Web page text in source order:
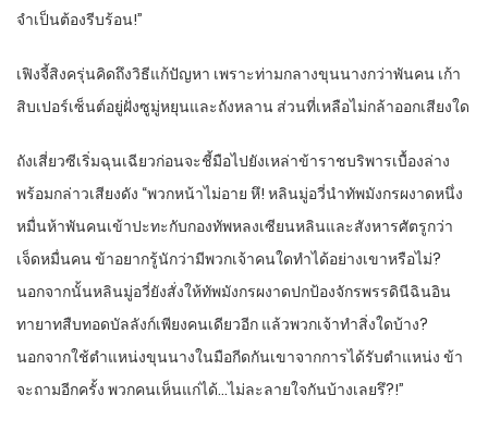
จำเป็นต้องรีบร้อน!”
เฟิงจี้สิงครุ่นคิดถึงวิธีแก้ปัญหา เพราะท่ามกลางขุนนางกว่าพันคน เก้า
สิบเปอร์เซ็นต์อยู่ฝั่งซูมู่หยุนและถังหลาน ส่วนที่เหลือไม่กล้าออกเสียงใด
ถังเสี่ยวซีเริ่มฉุนเฉียวก่อนจะชี้มือไปยังเหล่าข้าราชบริพารเบื้องล่าง
พร้อมกล่าวเสียงดัง “พวกหน้าไม่อาย หึ! หลินมู่อวี่นำทัพมังกรผงาดหนึ่ง
หมื่นห้าพันคนเข้าปะทะกับกองทัพหลงเซียนหลินและสังหารศัตรูกว่า
เจ็ดหมื่นคน ข้าอยากรู้นักว่ามีพวกเจ้าคนใดทำได้อย่างเขาหรือไม่?
นอกจากนั้นหลินมู่อวี่ยังสั่งให้ทัพมังกรผงาดปกป้องจักรพรรดินีฉินอิน
ทายาทสืบทอดบัลลังก์เพียงคนเดียวอีก แล้วพวกเจ้าทำสิ่งใดบ้าง?
นอกจากใช้ตำแหน่งขุนนางในมือกีดกันเขาจากการได้รับตำแหน่ง ข้า
จะถามอีกครั้ง พวกคนเห็นแก่ได้…ไม่ละลายใจกันบ้างเลยรึ?!”